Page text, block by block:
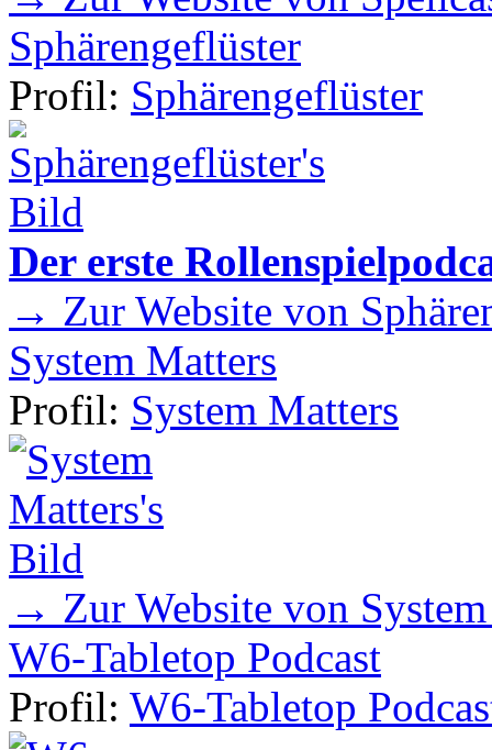
Sphärengeflüster
Profil: Sphärengeflüster
Der erste
→ Zur Website von
System Matters
Profil: System Matters
→ Zur Website von
W6-Tabletop Podcast
Profil: W6-Tabletop